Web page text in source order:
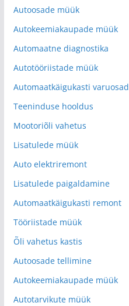
Autoosade müük
Autokeemiakaupade müük
Automaatne diagnostika
Autotööriistade müük
Automaatkäigukasti varuosad
Teeninduse hooldus
Mootoriõli vahetus
Lisatulede müük
Auto elektriremont
Lisatulede paigaldamine
Automaatkäigukasti remont
Tööriistade müük
Õli vahetus kastis
Autoosade tellimine
Autokeemiakaupade müük
Autotarvikute müük